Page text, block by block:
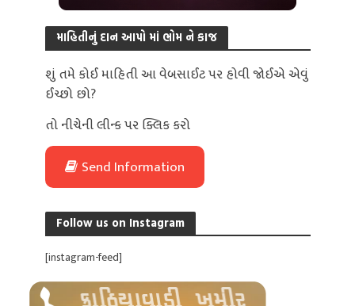
માહિતીનું દાન આપો માં ભોમ ને કાજ
શું તમે કોઈ માહિતી આ વેબસાઈટ પર હોવી જોઈએ એવું
ઈચ્છો છો?
તો નીચેની લીન્ક પર ક્લિક કરો
Send Information
Follow us on Instagram
[instagram-feed]